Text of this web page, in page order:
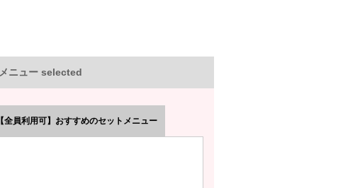
メニュー selected
【全員利用可】おすすめのセットメニュー